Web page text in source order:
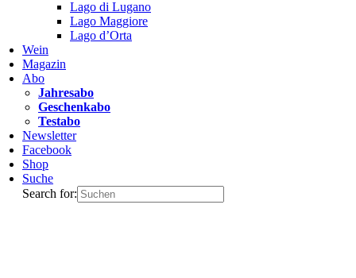
Lago di Lugano
Lago Maggiore
Lago d’Orta
Wein
Magazin
Abo
Jahresabo
Geschenkabo
Testabo
Newsletter
Facebook
Shop
Suche
Search for: